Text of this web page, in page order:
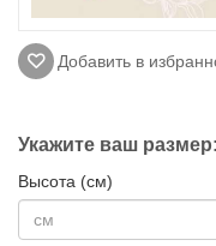
Добавить в
Укажите ваш размер:
Высота (см)